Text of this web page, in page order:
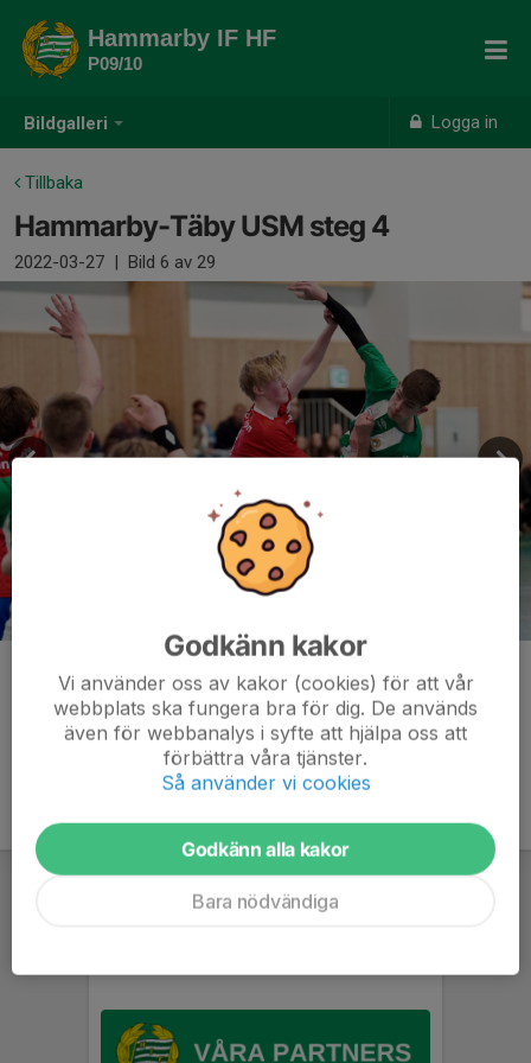
Bildgalleri Logga in
Hammarby IF HF
P09/10
Tillbaka
Hammarby-Täby USM steg 4
2022-03-27 | Bild 6 av 29
Kommentarer
Godkänn kakor
Vi använder oss av kakor (cookies) för att vår
webbplats ska fungera bra för dig. De används
även för webbanalys i syfte att hjälpa oss att
förbättra våra tjänster.
Så använder vi cookies
Godkänn alla kakor
Bara nödvändiga